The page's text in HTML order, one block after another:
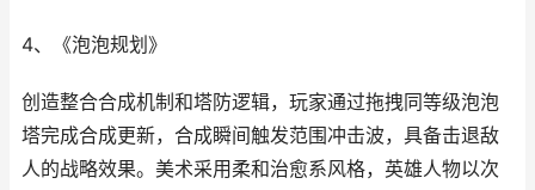
4、《泡泡规划》
创造整合合成机制和塔防逻辑，玩家通过拖拽同等级泡泡
塔完成合成更新，合成瞬间触发范围冲击波，具备击退敌
人的战略效果。美术采用柔和治愈系风格，英雄人物以次